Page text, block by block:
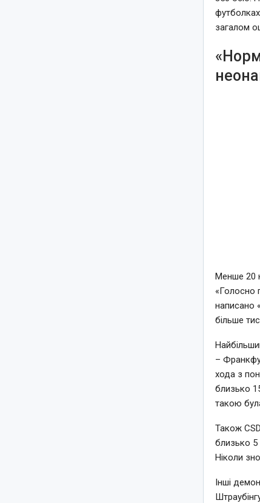
загалом
Менше 20
«Голосно
написано
більше
–
хода з
близько
такою
Також
близько 5
Ніколи
Інші